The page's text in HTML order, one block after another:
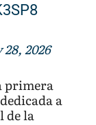
2026
primera
a
de la